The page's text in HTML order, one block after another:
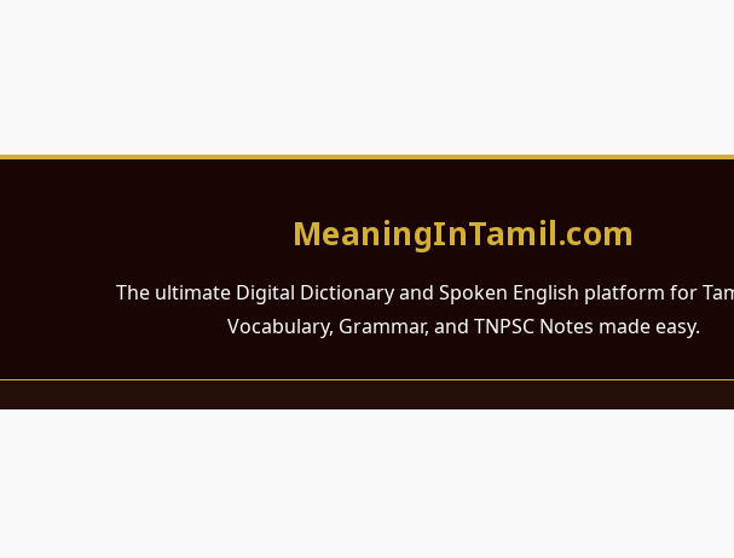
MeaningInTamil.com
The ultimate Digital Dictionary and Spoken English platform for
Vocabulary, Grammar, and TNPSC Notes made easy.